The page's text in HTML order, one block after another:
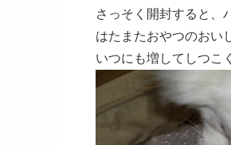
さっそく開封すると、
はたまたおやつのおい
いつにも増してしつこ